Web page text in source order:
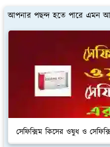
আপনার পছন্দ হতে পারে এমন
সেফিক্সিম কিসের ওষুধ ও